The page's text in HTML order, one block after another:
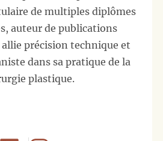
de multiples diplômes
auteur de publications
précision technique et
dans sa pratique de la
plastique.